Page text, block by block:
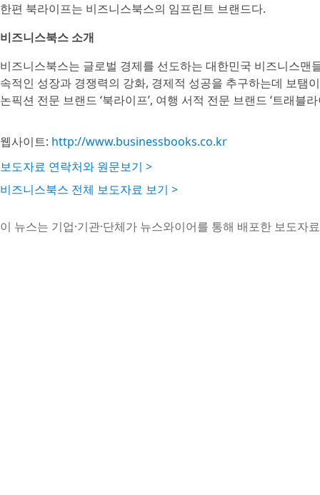
한편 북라이프는 비즈니스북스의 임프린트 브랜드다.
비즈니스북스 소개
비즈니스북스는 글로벌 경제를 선도하는 대한민국 비즈니스
속적인 성장과 경쟁력의 강화, 경제적 성공을 추구하는데 보탬
논픽션 전문 브랜드 ‘북라이프’, 여행 서적 전문 브랜드 ‘트래블
웹사이트: http://www.businessbooks.co.kr
보도자료 연락처와 원문보기 >
비즈니스북스 전체 보도자료 보기 >
이 뉴스는 기업·기관·단체가 뉴스와이어를 통해 배포한 보도자